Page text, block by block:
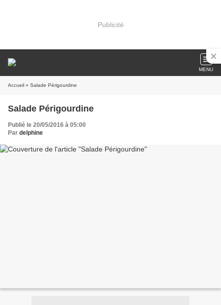
Publicité
MENU
Accueil » Salade Périgourdine
Salade Périgourdine
Publié le 20/05/2016 à 05:00
Par delphine